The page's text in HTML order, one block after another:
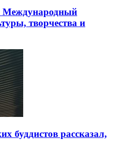
Международный
творчества и
буддистов рассказал,